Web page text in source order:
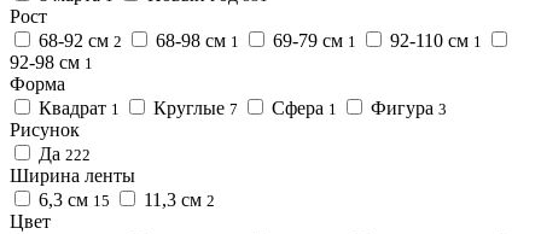
Рост
68-92 см 2 68-98 см 1 69-79 см 1 92-110 см 1
92-98 см 1
Форма
Квадрат 1 Круглые 7 Сфера 1 Фигура 3
Рисунок
Да 222
Ширина ленты
6,3 см 15 11,3 см 2
Цвет